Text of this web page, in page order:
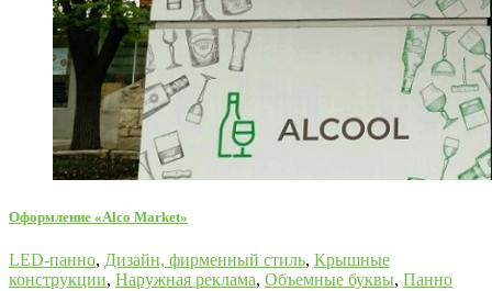
Оформление «Alco Market»
LED-панно, Дизайн, фирменный стиль, Крышные
конструкции, Наружная реклама, Объемные буквы, Панно